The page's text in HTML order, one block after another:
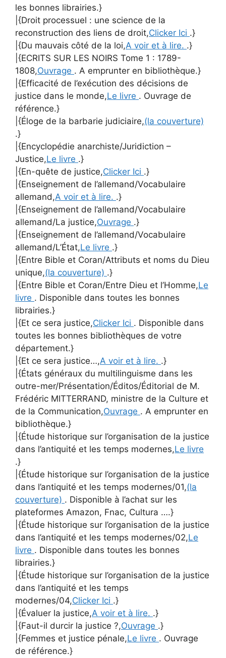
les bonnes librairies.}
|{Droit processuel : une science de la
reconstruction des liens de droit,Clicker Ici .}
|{Du mauvais côté de la loi,A voir et à lire. .}
|{ECRITS SUR LES NOIRS Tome 1 : 1789-
1808,Ouvrage . A emprunter en bibliothèque.}
|{Efficacité de l’exécution des décisions de
justice dans le monde,Le livre . Ouvrage de
référence.}
|{Éloge de la barbarie judiciaire,(la couverture)
.}
|{Encyclopédie anarchiste/Juridiction –
Justice,Le livre .}
|{En-quête de justice,Clicker Ici .}
|{Enseignement de l’allemand/Vocabulaire
allemand,A voir et à lire. .}
|{Enseignement de l’allemand/Vocabulaire
allemand/La justice,Ouvrage .}
|{Enseignement de l’allemand/Vocabulaire
allemand/L’État,Le livre .}
|{Entre Bible et Coran/Attributs et noms du Dieu
unique,(la couverture) .}
|{Entre Bible et Coran/Entre Dieu et l’Homme,Le
livre . Disponible dans toutes les bonnes
librairies.}
|{Et ce sera justice,Clicker Ici . Disponible dans
toutes les bonnes bibliothèques de votre
département.}
|{Et ce sera justice…,A voir et à lire. .}
|{États généraux du multilinguisme dans les
outre-mer/Présentation/Éditos/Éditorial de M.
Frédéric MITTERRAND, ministre de la Culture et
de la Communication,Ouvrage . A emprunter en
bibliothèque.}
|{Étude historique sur l’organisation de la justice
dans l’antiquité et les temps modernes,Le livre
.}
|{Étude historique sur l’organisation de la justice
dans l’antiquité et les temps modernes/01,(la
couverture) . Disponible à l’achat sur les
plateformes Amazon, Fnac, Cultura ….}
|{Étude historique sur l’organisation de la justice
dans l’antiquité et les temps modernes/02,Le
livre . Disponible dans toutes les bonnes
librairies.}
|{Étude historique sur l’organisation de la justice
dans l’antiquité et les temps
modernes/04,Clicker Ici .}
|{Évaluer la justice,A voir et à lire. .}
|{Faut-il durcir la justice ?,Ouvrage .}
|{Femmes et justice pénale,Le livre . Ouvrage
de référence.}